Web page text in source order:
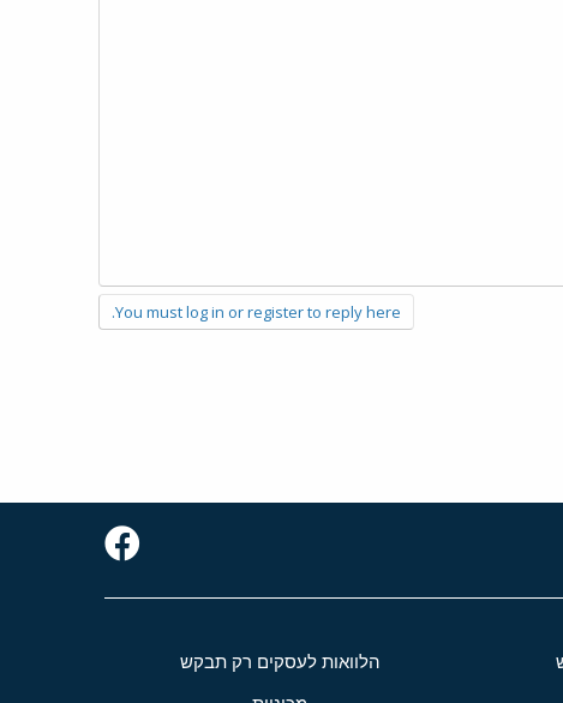
You must log in or register to reply here.
הלוואות לעסקים רק תבקש